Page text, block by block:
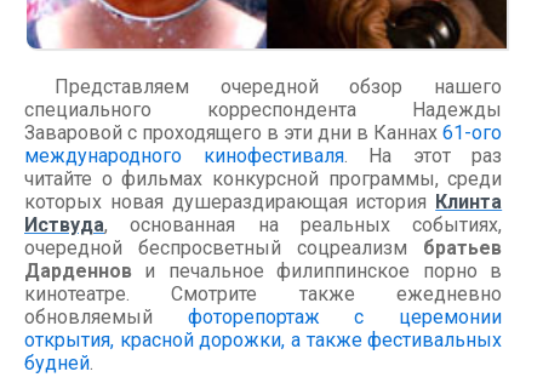
Представляем очередной обзор нашего
специального корреспондента Надежды
Заваровой с проходящего в эти дни в Каннах61-ого
международного кинофестиваля. На этот раз
читайте о фильмах конкурсной программы, среди
которых новая душераздирающая история Клинта
Иствуда, основанная на реальных событиях,
очередной беспросветный соцреализм братьев
Дарденнов и печальное филиппинское порно в
кинотеатре. Смотрите также ежедневно
обновляемый фоторепортаж с церемонии
открытия, красной дорожки, а также фестивальных
будней.